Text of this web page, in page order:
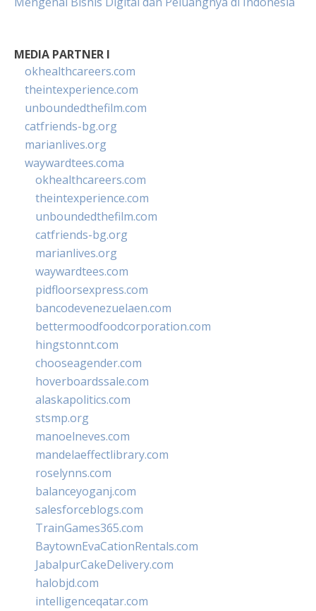
MEDIA PARTNER I
okhealthcareers.com
theintexperience.com
unboundedthefilm.com
catfriends-bg.org
marianlives.org
waywardtees.coma
okhealthcareers.com
theintexperience.com
unboundedthefilm.com
catfriends-bg.org
marianlives.org
waywardtees.com
pidfloorsexpress.com
bancodevenezuelaen.com
bettermoodfoodcorporation.com
hingstonnt.com
chooseagender.com
hoverboardssale.com
alaskapolitics.com
stsmp.org
manoelneves.com
mandelaeffectlibrary.com
roselynns.com
balanceyoganj.com
salesforceblogs.com
TrainGames365.com
BaytownEvaCationRentals.com
JabalpurCakeDelivery.com
halobjd.com
intelligenceqatar.com